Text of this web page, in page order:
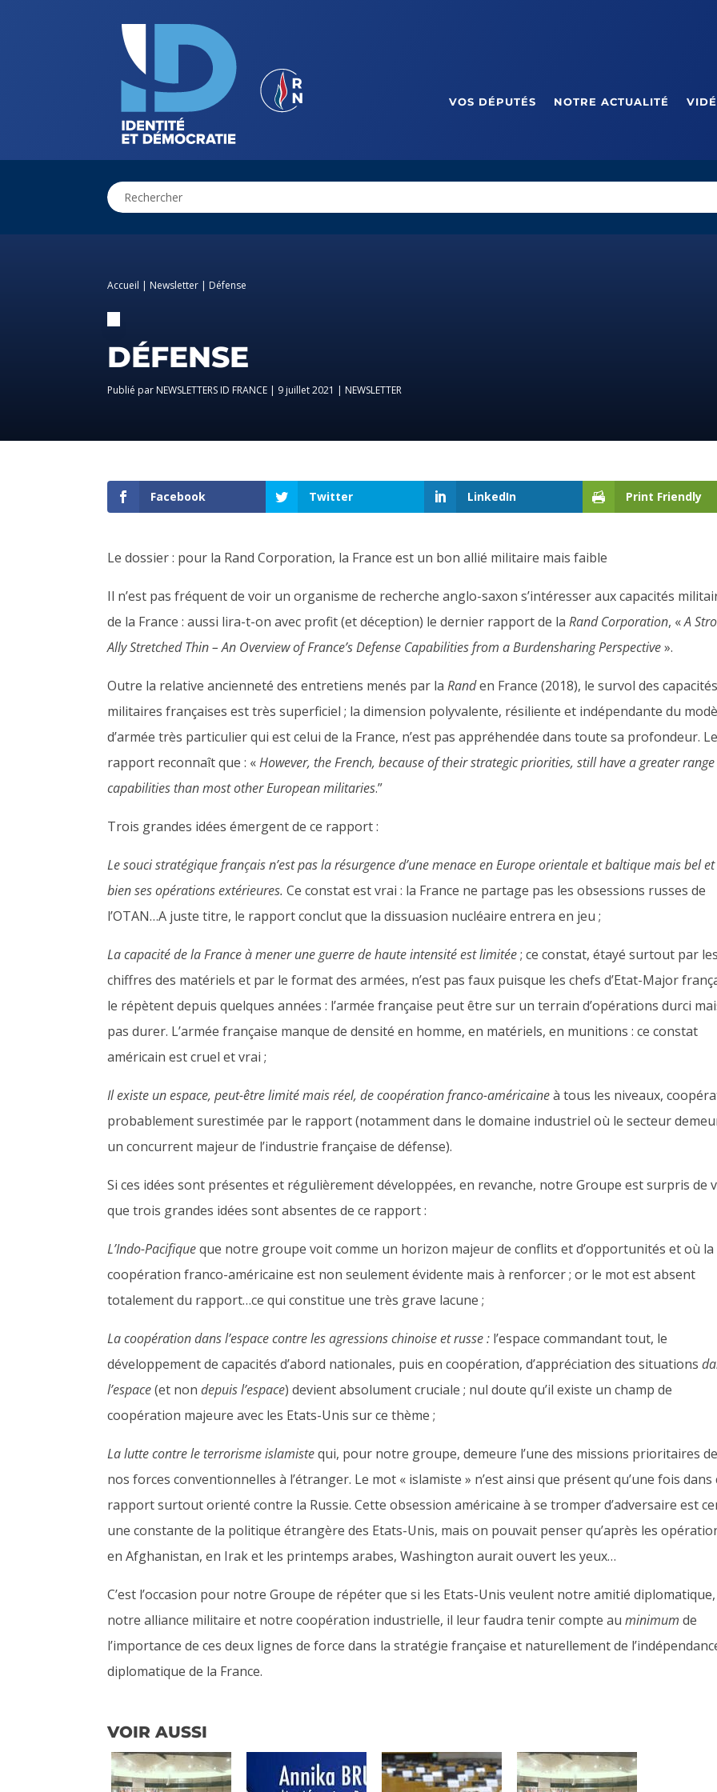
VOS DÉPUTÉS NOTRE ACTUALITÉ
Accueil | Newsletter | Défense
DÉFENSE
par NEWSLETTERS ID FRANCE | 9 juillet 2021 | NEWSLETTER
Facebook Twitter LinkedIn Print Friendly
Le dossier : pour la Rand Corporation, la France est un bon allié militaire mais faible
Il n’est pas fréquent de voir un organisme de recherche anglo-saxon s’intéresser aux capacités
de la France : aussi lira-t-on avec profit (et déception) le dernier rapport de laRand Corporation, «A
Ally Stretched Thin – An Overview of France’s Defense Capabilities from a Burdensharing Perspective».
Outre la relative ancienneté des entretiens menés par laRanden France (2018), le survol des capacités
militaires françaises est très superficiel ; la dimension polyvalente, résiliente et indépendante du
d’armée très particulier qui est celui de la France, n’est pas appréhendée dans toute sa profondeur. Le
rapport reconnaît que : «However, the French, because of their strategic priorities, still have a greater
capabilities than most other European militaries.”
Trois grandes idées émergent de ce rapport :
Le souci stratégique français n’est pas la résurgence d’une menace en Europe orientale et baltique mais bel et
bien ses opérations extérieures.Ce constat est vrai : la France ne partage pas les obsessions russes de
l’OTAN…A juste titre, le rapport conclut que la dissuasion nucléaire entrera en jeu ;
La capacité de la France à mener une guerre de haute intensité est limitée; ce constat, étayé surtout par les
chiffres des matériels et par le format des armées, n’est pas faux puisque les chefs d’Etat-Major
le répètent depuis quelques années : l’armée française peut être sur un terrain d’opérations durci
pas durer. L’armée française manque de densité en homme, en matériels, en munitions : ce constat
américain est cruel et vrai ;
Il existe un espace, peut-être limité mais réel, de coopération franco-américaineà tous les niveaux,
probablement surestimée par le rapport (notamment dans le domaine industriel où le secteur
un concurrent majeur de l’industrie française de défense).
Si ces idées sont présentes et régulièrement développées, en revanche, notre Groupe est surpris de
que trois grandes idées sont absentes de ce rapport :
L’Indo-Pacifiqueque notre groupe voit comme un horizon majeur de conflits et d’opportunités et où la
coopération franco-américaine est non seulement évidente mais à renforcer ; or le mot est absent
totalement du rapport…ce qui constitue une très grave lacune ;
La coopération dans l’espace contre les agressions chinoise et russe : l’espace commandant tout, le
développement de capacités d’abord nationales, puis en coopération, d’appréciation des situations
l’espace(et nondepuis l’espace) devient absolument cruciale ; nul doute qu’il existe un champ de
coopération majeure avec les Etats-Unis sur ce thème ;
La lutte contre le terrorisme islamiste qui, pour notre groupe, demeure l’une des missions prioritaires de
nos forces conventionnelles à l’étranger. Le mot « islamiste » n’est ainsi que présent qu’une fois dans
rapport surtout orienté contre la Russie. Cette obsession américaine à se tromper d’adversaire est
une constante de la politique étrangère des Etats-Unis, mais on pouvait penser qu’après les
en Afghanistan, en Irak et les printemps arabes, Washington aurait ouvert les yeux…
C’est l’occasion pour notre Groupe de répéter que si les Etats-Unis veulent notre amitié diplomatique,
notre alliance militaire et notre coopération industrielle, il leur faudra tenir compte auminimum de
l’importance de ces deux lignes de force dans la stratégie française et naturellement de
diplomatique de la France.
VOIR AUSSI